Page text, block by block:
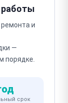
работы
и
—
порядке.
срок